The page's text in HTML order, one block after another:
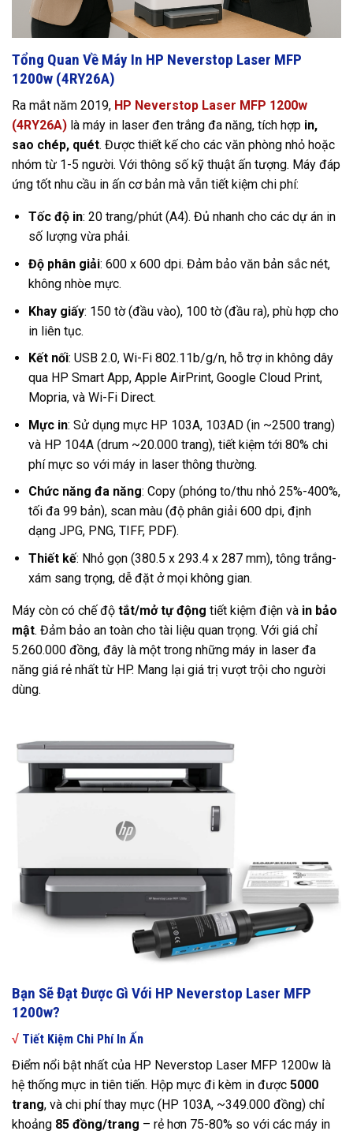
Tổng Quan Về Máy In HP Neverstop Laser MFP
1200w (4RY26A)
Ra mắt năm 2019, HP Neverstop Laser MFP 1200w
(4RY26A) là máy in laser đen trắng đa năng, tích hợp in,
sao chép, quét. Được thiết kế cho các văn phòng nhỏ hoặc
nhóm từ 1-5 người. Với thông số kỹ thuật ấn tượng. Máy đáp
ứng tốt nhu cầu in ấn cơ bản mà vẫn tiết kiệm chi phí:
Tốc độ in: 20 trang/phút (A4). Đủ nhanh cho các dự án in
số lượng vừa phải.
Độ phân giải: 600 x 600 dpi. Đảm bảo văn bản sắc nét,
không nhòe mực.
Khay giấy: 150 tờ (đầu vào), 100 tờ (đầu ra), phù hợp cho
in liên tục.
Kết nối: USB 2.0, Wi-Fi 802.11b/g/n, hỗ trợ in không dây
qua HP Smart App, Apple AirPrint, Google Cloud Print,
Mopria, và Wi-Fi Direct.
Mực in: Sử dụng mực HP 103A, 103AD (in ~2500 trang)
và HP 104A (drum ~20.000 trang), tiết kiệm tới 80% chi
phí mực so với máy in laser thông thường.
Chức năng đa năng: Copy (phóng to/thu nhỏ 25%-400%,
tối đa 99 bản), scan màu (độ phân giải 600 dpi, định
dạng JPG, PNG, TIFF, PDF).
Thiết kế: Nhỏ gọn (380.5 x 293.4 x 287 mm), tông trắng-
xám sang trọng, dễ đặt ở mọi không gian.
Máy còn có chế độ tắt/mở tự động tiết kiệm điện và in bảo
mật. Đảm bảo an toàn cho tài liệu quan trọng. Với giá chỉ
5.260.000 đồng, đây là một trong những máy in laser đa
năng giá rẻ nhất từ HP. Mang lại giá trị vượt trội cho người
dùng.
Bạn Sẽ Đạt Được Gì Với HP Neverstop Laser MFP
1200w?
√ Tiết Kiệm Chi Phí In Ấn
Điểm nổi bật nhất của HP Neverstop Laser MFP 1200w là
hệ thống mực in tiên tiến. Hộp mực đi kèm in được 5000
trang, và chi phí thay mực (HP 103A, ~349.000 đồng) chỉ
khoảng 85 đồng/trang – rẻ hơn 75-80% so với các máy in